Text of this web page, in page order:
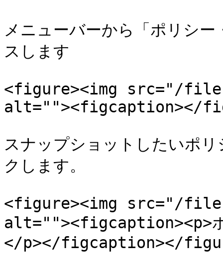
メニューバーから「ポリシ
スします
<figure><img src="/files/
alt=""><figcaption></
スナップショットしたいポ
クします。
<figure><img src="/files/
alt=""><figcaption><p>ポ
</p></figcaption></